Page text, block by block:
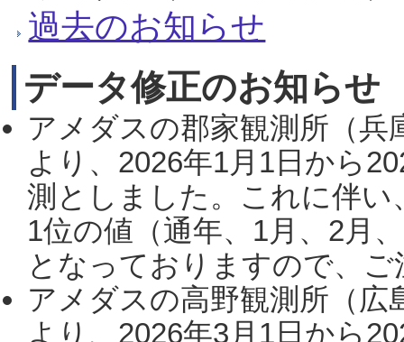
過去のお知らせ
データ修正のお知らせ
アメダスの郡家観測所（
より、2026年1月1日から
測としました。これに伴い
1位の値（通年、1月、2月
となっておりますので、
アメダスの高野観測所（
より、2026年3月1日から